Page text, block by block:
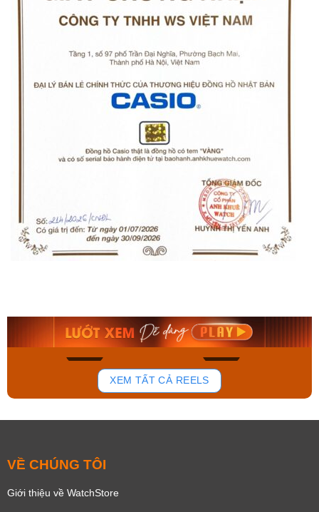
140
Mua ngay Mua ngay
XEM TẤT CẢ REELS
VỀ CHÚNG TÔI
Giới thiệu về WatchStore